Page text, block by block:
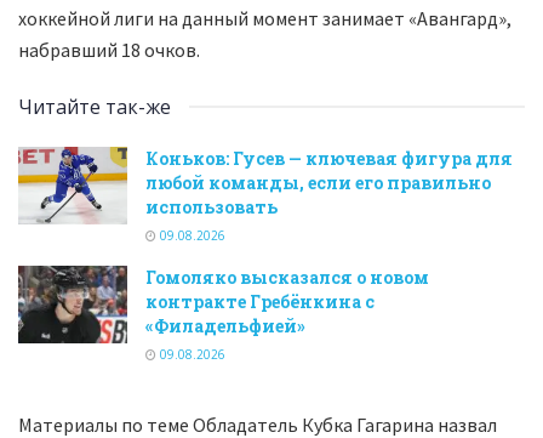
хоккейной лиги на данный момент занимает «Авангард»,
набравший 18 очков.
Читайте так-же
Коньков: Гусев — ключевая фигура для
любой команды, если его правильно
использовать
09.08.2026
Гомоляко высказался о новом
контракте Гребёнкина с
«Филадельфией»
09.08.2026
Материалы по теме Обладатель Кубка Гагарина назвал